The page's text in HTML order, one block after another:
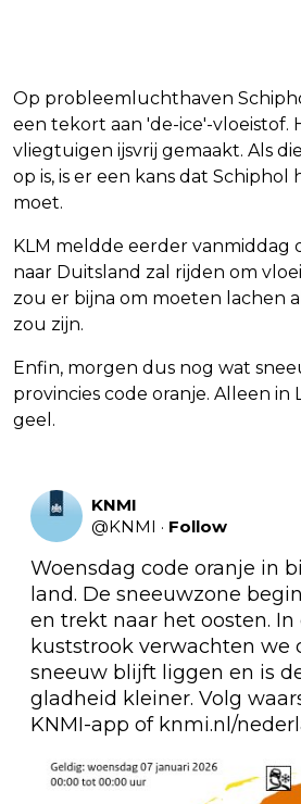
Op probleemluchthaven
een tekort aan 'de-ice'-vloeistof.
vliegtuigen ijsvrij gemaakt. Als
op is, is er een kans dat Schiphol
moet.
KLM meldde eerder vanmiddag
naar Duitsland zal rijden om
zou er bijna om moeten lachen
zou zijn.
Enfin, morgen dus nog wat
provincies code oranje. Alleen
geel.
KNMI
@KNMI · Follow
Woensdag code oranje in
land. De sneeuwzone
en trekt naar het oosten. In
kuststrook verwachten we
sneeuw blijft liggen en is
gladheid kleiner. Volg
KNMI-app of knmi.nl/